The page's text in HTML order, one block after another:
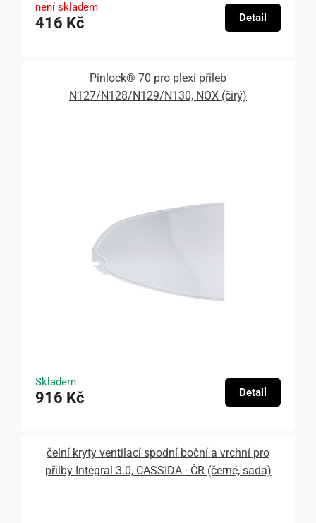
není skladem
416 Kč Detail
Pinlock® 70 pro plexi přileb
N127/N128/N129/N130, NOX (čirý)
Skladem
916 Kč Detail
čelní kryty ventilací spodní boční a vrchní pro
přilby Integral 3.0, CASSIDA - ČR (černé, sada)